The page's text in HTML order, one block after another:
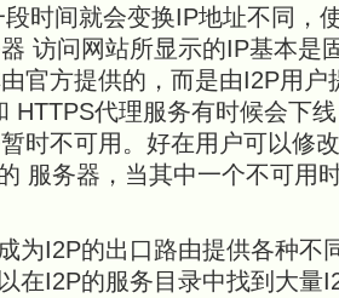
段时间就会变换IP地址不同，
访问网站所显示的IP基本是
官方提供的，而是由I2P用
HTTPS代理服务有时候会下
时不可用。好在用户可以修
服务器，当其中一个不可用
为I2P的出口路由提供各种不
在I2P的服务目录中找到大量